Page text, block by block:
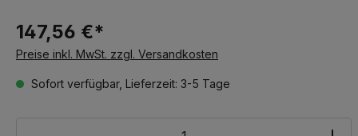
147,56 €*
Preise inkl. MwSt. zzgl. Versandkosten
Sofort verfügbar, Lieferzeit: 3-5 Tage